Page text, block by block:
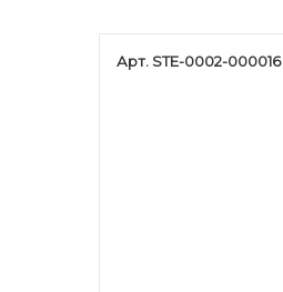
Арт. STE-0002-000016